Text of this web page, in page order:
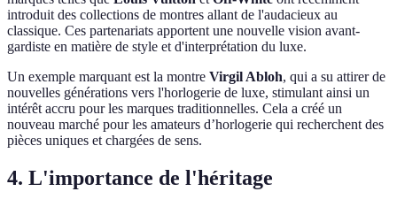
introduit des collections de montres allant de l'audacieux au
classique. Ces partenariats apportent une nouvelle vision avant-
gardiste en matière de style et d'interprétation du luxe.
Un exemple marquant est la montre Virgil Abloh, qui a su attirer de
nouvelles générations vers l'horlogerie de luxe, stimulant ainsi un
intérêt accru pour les marques traditionnelles. Cela a créé un
nouveau marché pour les amateurs d’horlogerie qui recherchent des
pièces uniques et chargées de sens.
4. L'importance de l'héritage